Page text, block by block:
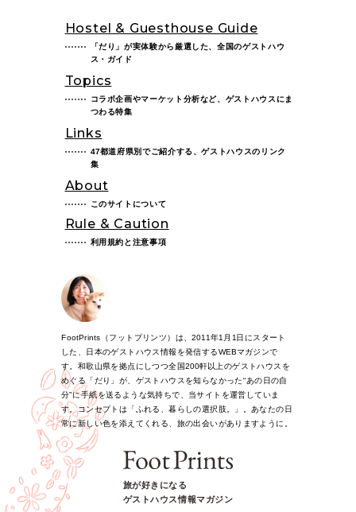
Hostel & Guesthouse Guide
「だり」が実体験から厳選した、全国のゲストハウ
ス・ガイド
Topics
コラボ企画やマーケット分析など、ゲストハウスにま
つわる特集
Links
47都道府県別でご紹介する、ゲストハウスのリンク
集
About
このサイトについて
Rule & Caution
利用規約と注意事項
FootPrints（フットプリンツ）は、2011年1月1日にスタート
した、日本のゲストハウス情報を発信するWEBマガジンで
す。和歌山県を拠点にしつつ全国200軒以上のゲストハウスを
めぐる「だり」が、ゲストハウスを知らなかった“あの日の自
分”に手紙を送るような気持ちで、当サイトを運営していま
す。コンセプトは「ふれる、暮らしの選択肢。」。あなたの日
常に新しい色を添えてくれる、旅の出会いがありますように。
旅が好きになる
ゲストハウス情報マガジン